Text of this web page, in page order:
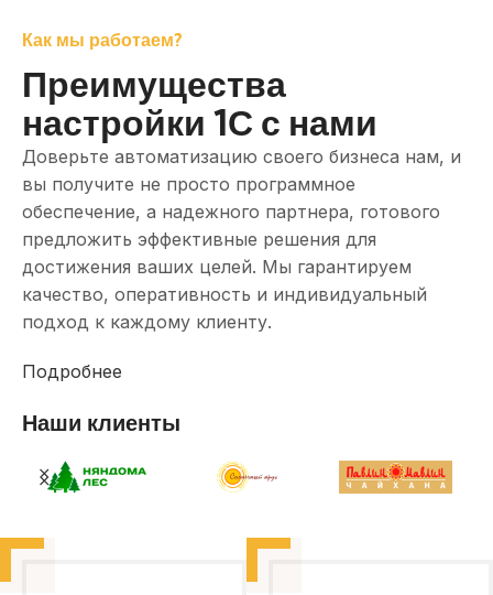
Как мы работаем?
Преимущества
настройки 1С с нами
Доверьте автоматизацию своего бизнеса нам, и
вы получите не просто программное
обеспечение, а надежного партнера, готового
предложить эффективные решения для
достижения ваших целей. Мы гарантируем
качество, оперативность и индивидуальный
подход к каждому клиенту.
Подробнее
Наши клиенты